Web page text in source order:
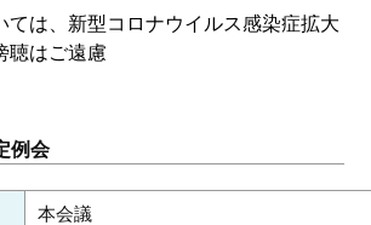
は、新型コロナウイルス感染症拡大
聴はご遠慮
例会
本会議